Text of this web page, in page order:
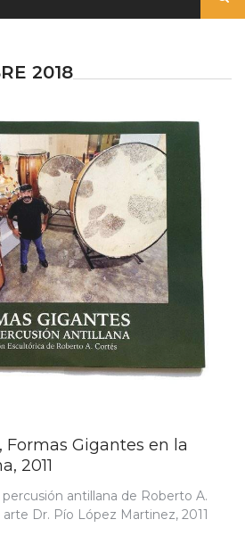
2018
Formas Gigantes en la
2011
antillana de Roberto A.
Dr. Pío López Martinez, 2011